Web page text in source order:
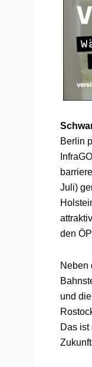
Berlin
Juli)
den
Neben
und
Das